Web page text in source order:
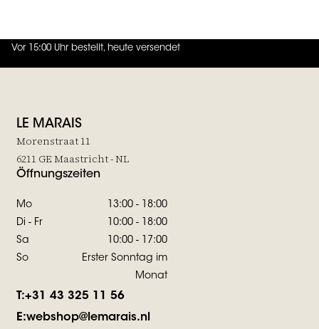
Vor 15:00 Uhr bestellt, heute versendet
4.7 von5 (130 Bewertungen
LE MARAIS
Morenstraat 11
6211 GE Maastricht - NL
Öffnungszeiten
Mo
13:00 - 18:00
Di - Fr
10:00 - 18:00
Sa
10:00 - 17:00
So
Erster Sonntag im
Monat
T:+31 43 325 11 56
E:webshop@lemarais.nl